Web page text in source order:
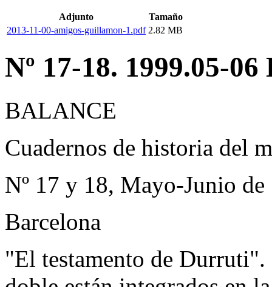
Adjunto
Tamaño
2013-11-00-amigos-guillamon-1.pdf 2.82 MB
Nº 17-18. 1999.05-
BALANCE
Cuadernos de historia del
Nº 17 y 18, Mayo-Junio de
Barcelona
"El testamento de Durruti".